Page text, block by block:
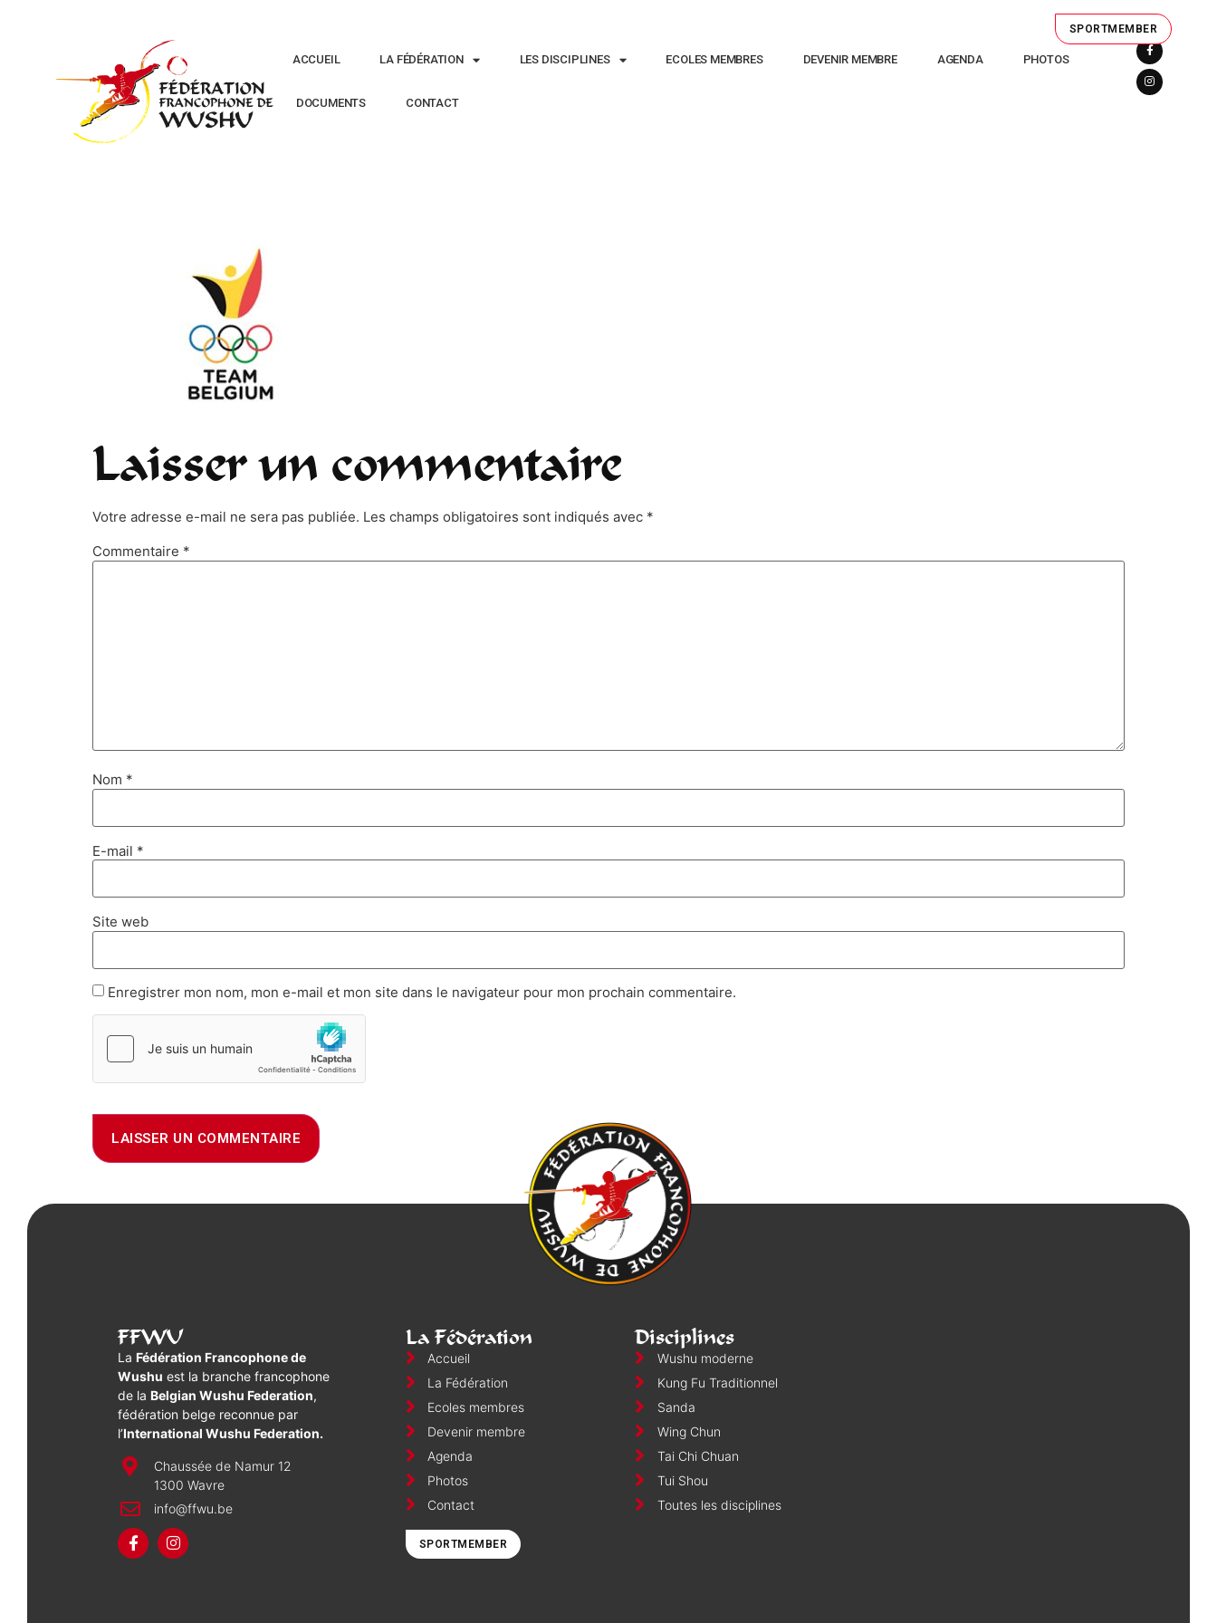
SPORTMEMBER
ACCUEIL LA FÉDÉRATION LES DISCIPLINES ECOLES MEMBRES DEVENIR MEMBRE AGENDA PHOTOS
DOCUMENTS CONTACT
Laisser un commentaire
Votre adresse e-mail ne sera pas publiée. Les champs obligatoires sont indiqués avec *
Commentaire *
Nom *
E-mail *
Site web
Enregistrer mon nom, mon e-mail et mon site dans le navigateur pour mon prochain commentaire.
FFWU
La Fédération Francophone de
Wushu est la branche francophone
de la Belgian Wushu Federation,
fédération belge reconnue par
l’International Wushu Federation.
Chaussée de Namur 12
1300 Wavre
info@ffwu.be
La Fédération
Accueil
La Fédération
Ecoles membres
Devenir membre
Agenda
Photos
Contact
SPORTMEMBER
Disciplines
Wushu moderne
Kung Fu Traditionnel
Sanda
Wing Chun
Tai Chi Chuan
Tui Shou
Toutes les disciplines